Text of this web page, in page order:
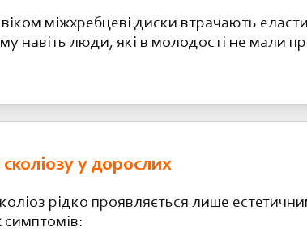
віком міжхребцеві диски втрачають
навіть люди, які в молодості не мали
у дорослих
рідко проявляється лише